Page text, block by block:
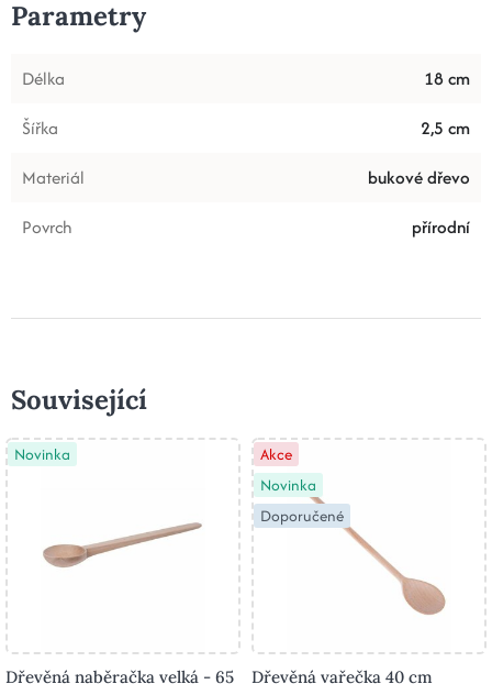
Parametry
Délka
18 cm
Šířka
2,5 cm
Materiál
bukové dřevo
Povrch
přírodní
Související
Novinka
Dřevěná naběračka velká - 65
Akce
Novinka
Doporučené
Dřevěná vařečka 40 cm